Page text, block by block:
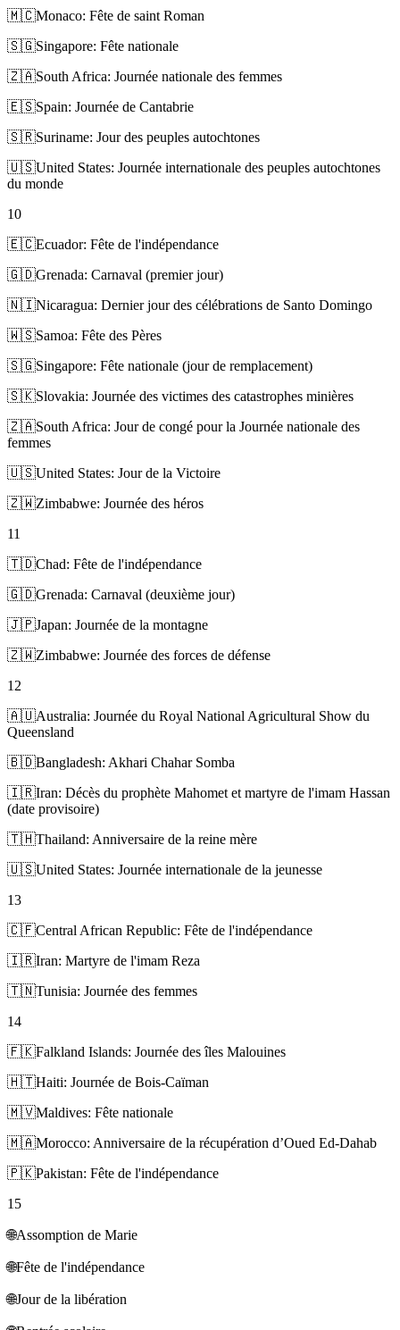
🇲🇨Monaco: Fête de saint Roman
🇸🇬Singapore: Fête nationale
🇿🇦South Africa: Journée nationale des femmes
🇪🇸Spain: Journée de Cantabrie
🇸🇷Suriname: Jour des peuples autochtones
🇺🇸United States: Journée internationale des peuples autochtones
du monde
10
🇪🇨Ecuador: Fête de l'indépendance
🇬🇩Grenada: Carnaval (premier jour)
🇳🇮Nicaragua: Dernier jour des célébrations de Santo Domingo
🇼🇸Samoa: Fête des Pères
🇸🇬Singapore: Fête nationale (jour de remplacement)
🇸🇰Slovakia: Journée des victimes des catastrophes minières
🇿🇦South Africa: Jour de congé pour la Journée nationale des
femmes
🇺🇸United States: Jour de la Victoire
🇿🇼Zimbabwe: Journée des héros
11
🇹🇩Chad: Fête de l'indépendance
🇬🇩Grenada: Carnaval (deuxième jour)
🇯🇵Japan: Journée de la montagne
🇿🇼Zimbabwe: Journée des forces de défense
12
🇦🇺Australia: Journée du Royal National Agricultural Show du
Queensland
🇧🇩Bangladesh: Akhari Chahar Somba
🇮🇷Iran: Décès du prophète Mahomet et martyre de l'imam Hassan
(date provisoire)
🇹🇭Thailand: Anniversaire de la reine mère
🇺🇸United States: Journée internationale de la jeunesse
13
🇨🇫Central African Republic: Fête de l'indépendance
🇮🇷Iran: Martyre de l'imam Reza
🇹🇳Tunisia: Journée des femmes
14
🇫🇰Falkland Islands: Journée des îles Malouines
🇭🇹Haiti: Journée de Bois-Caïman
🇲🇻Maldives: Fête nationale
🇲🇦Morocco: Anniversaire de la récupération d’Oued Ed-Dahab
🇵🇰Pakistan: Fête de l'indépendance
15
🌐Assomption de Marie
🌐Fête de l'indépendance
🌐Jour de la libération